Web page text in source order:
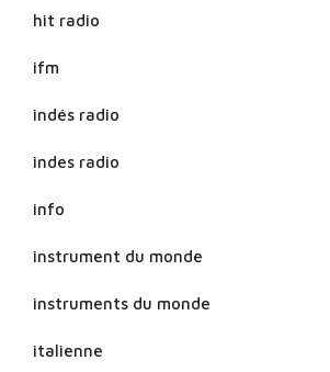
hit radio
ifm
indés radio
indes radio
info
instrument du monde
instruments du monde
italienne